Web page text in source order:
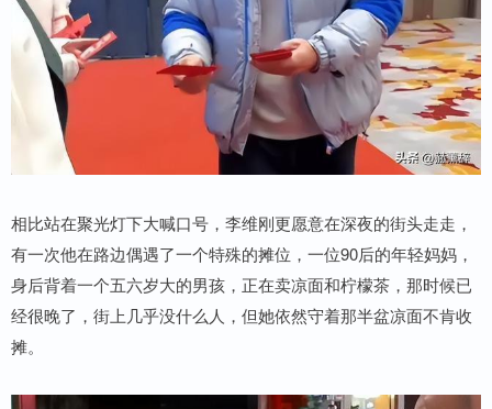
相比站在聚光灯下大喊口号，李维刚更愿意在深夜的街头走走，
有一次他在路边偶遇了一个特殊的摊位，一位90后的年轻妈妈，
身后背着一个五六岁大的男孩，正在卖凉面和柠檬茶，那时候已
经很晚了，街上几乎没什么人，但她依然守着那半盆凉面不肯收
摊。